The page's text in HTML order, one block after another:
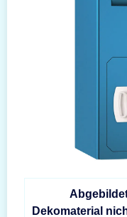
Dekomaterial